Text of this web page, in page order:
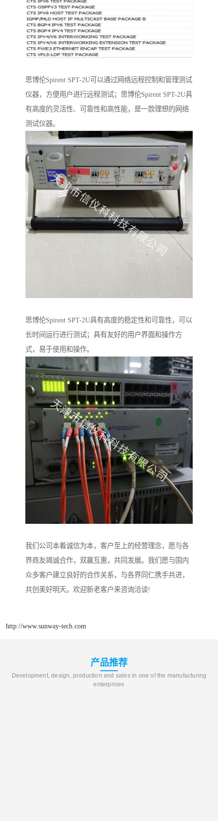
思博伦Spirent SPT-2U可以通过网络远程控制和管理测试
仪器，方便用户进行远程测试；思博伦Spirent SPT-2U具
有高度的灵活性、可靠性和高性能，是一款理想的网络
测试仪器。
思博伦Spirent SPT-2U具有高度的稳定性和可靠性，可以
长时间运行进行测试；具有友好的用户界面和操作方
式，易于使用和操作。
我们公司本着诚信为本，客户至上的经营理念，愿与各
界商友竭诚合作，双赢互惠，共同发展。我们愿与国内
众多客户建立良好的合作关系，与各界同仁携手共进，
共创美好明天。欢迎新老客户来咨询洽谈!
http://www.sunway-tech.com
产品推荐
Development, design, production and sales in one of the manufacturing
enterprises